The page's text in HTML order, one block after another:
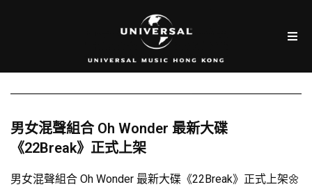
男女混聲組合 Oh Wonder 最新大碟
《22Break》正式上架
男女混聲組合 Oh Wonder 最新大碟《22Break》正式上架🌼